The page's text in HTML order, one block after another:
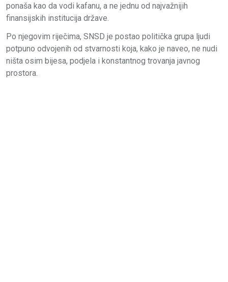
ponaša kao da vodi kafanu, a ne jednu od najvažnijih
finansijskih institucija države.
Po njegovim riječima, SNSD je postao politička grupa ljudi
potpuno odvojenih od stvarnosti koja, kako je naveo, ne nudi
ništa osim bijesa, podjela i konstantnog trovanja javnog
prostora.